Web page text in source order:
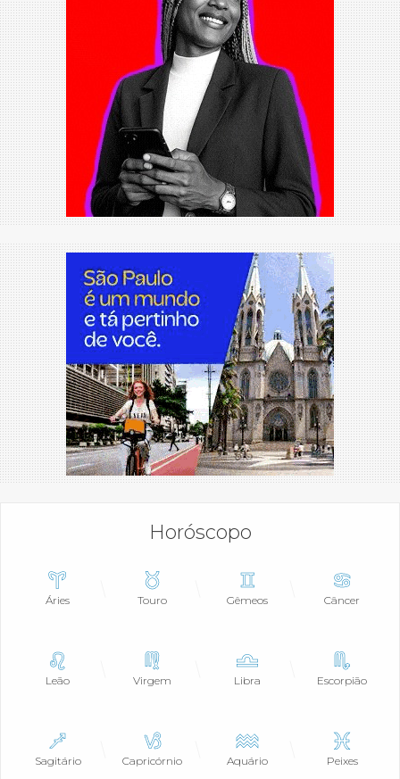
Horóscopo
Áries Touro Gêmeos Câncer
Leão Virgem Libra Escorpião
Sagitário Capricórnio Aquário Peixes